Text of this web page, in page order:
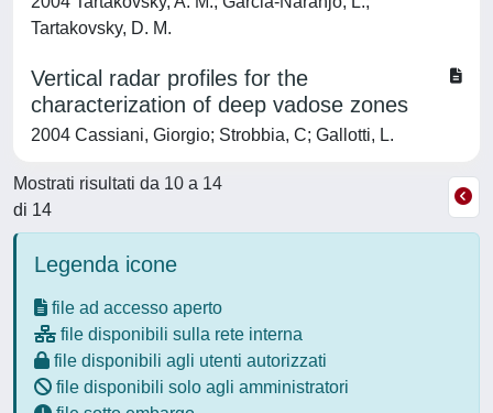
Tartakovsky, D. M.
Vertical radar profiles for the
characterization of deep vadose zones
2004 Cassiani, Giorgio; Strobbia, C; Gallotti, L.
Mostrati risultati da 10 a 14
di 14
Legenda icone
file ad accesso aperto
file disponibili sulla rete interna
file disponibili agli utenti autorizzati
file disponibili solo agli amministratori